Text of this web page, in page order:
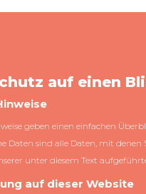
auf einen
geben einen einfachen
Daten sind alle Daten, mit
unter diesem Text
auf dieser Website